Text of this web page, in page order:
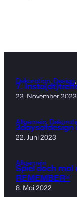
Dekoration, Design,
7.
23. November 2023
Allgemein,
3daysofdesign
22. Juni 2023
Allgemein
Spiel doch mal
REMEMBER®
8. Mai 2022